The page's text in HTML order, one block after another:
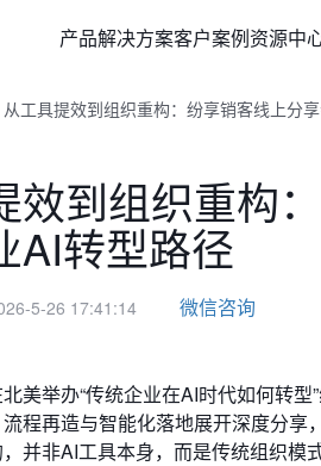
产品解决方案客户案例资源中
从工具提效到组织重构：纷享销客线上分
效到组织重构
AI转型路径
5-26 17:41:14 微信咨询
美举办“传统企业在AI时代如何转
程再造与智能化落地展开深度分
并非AI工具本身，而是传统组织模